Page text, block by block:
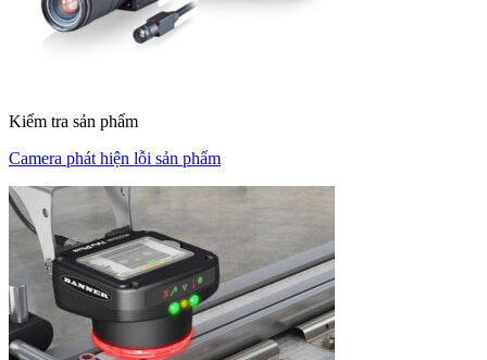
Kiểm tra sản phẩm
Camera phát hiện lỗi sản phẩm